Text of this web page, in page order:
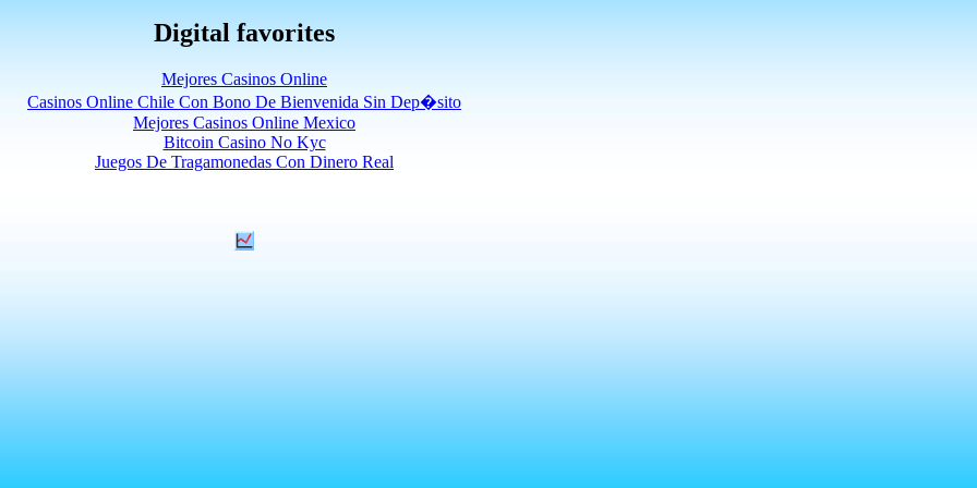
Digital favorites
Mejores Casinos Online
Casinos Online Chile Con Bono De Bienvenida Sin Dep�sito
Mejores Casinos Online Mexico
Bitcoin Casino No Kyc
Juegos De Tragamonedas Con Dinero Real